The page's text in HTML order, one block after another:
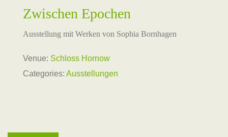
Zwischen Epochen
Ausstellung mit Werken von Sophia Bornhagen
Venue: Schloss Hornow
Categories: Ausstellungen